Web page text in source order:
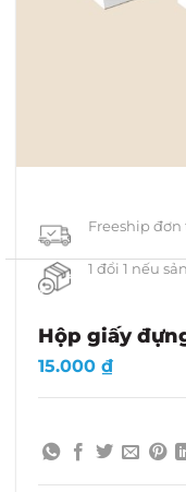
Freeship đơn
1 đổi 1 nếu
Hộp giấy
15.000 ₫